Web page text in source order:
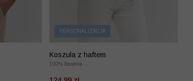
PERSONALIZACJA
Koszula z haftem
100% Bawełna